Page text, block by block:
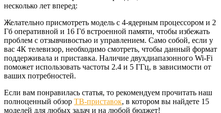
несколько лет вперед:
Желательно присмотреть модель с 4-ядерным процессором и 2
Гб оперативной и 16 Гб встроенной памяти, чтобы избежать
проблем с отзывчивостью и управлением. Само собой, если у
вас 4К телевизор, необходимо смотреть, чтобы данный формат
поддерживала и приставка. Наличие двухдиапазонного Wi-Fi
поможет использовать частоты 2.4 и 5 ГГц, в зависимости от
ваших потребностей.
Если вам понравилась статья, то рекомендуем прочитать наш
полноценный обзор ТВ-приставок, в котором вы найдете 15
моделей для любых задач и на любой бюджет!